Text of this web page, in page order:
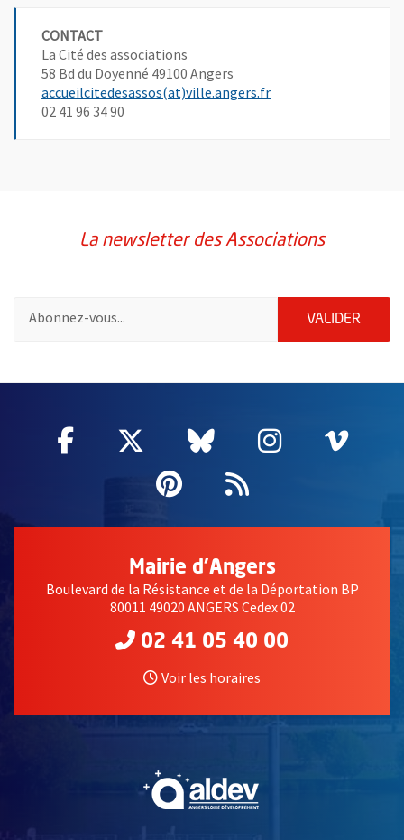
CONTACT
La Cité des associations
58 Bd du Doyenné 49100 Angers
accueilcitedesassos(at)ville.angers.fr, Ouvre une nouvelle
02 41 96 34 90
La newsletter des Associations
VALIDER
Facebook
, Ouvre une nouvelle fenêtre
Twitter
, Ouvre une nouvelle
Bluesky
, Ouvre une
Instagram
, Ouvre
,
Pinterest
, Ouvre une
Flux RSS
Mairie d'Angers
Boulevard de la Résistance et de la Déportation BP
80011 49020 ANGERS Cedex 02
02 41 05 40 00
Voir les horaires